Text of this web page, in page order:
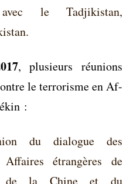
le Tadjikistan,
, plusieurs réunions
le terrorisme en Af-
:
du dialogue des
étrangères de
de la Chine et du